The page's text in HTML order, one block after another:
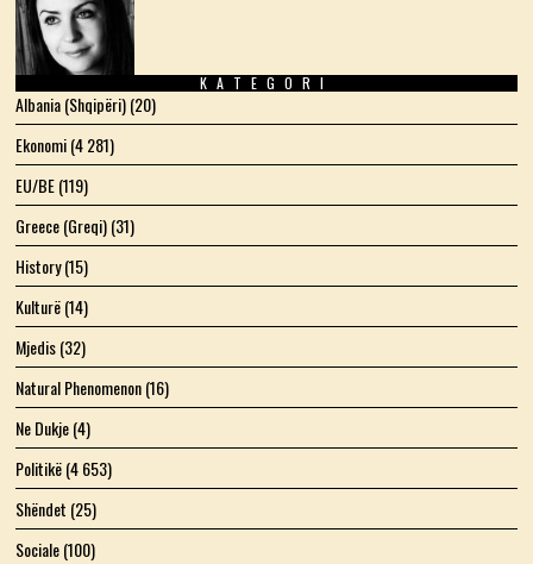
KATEGORI
Albania (Shqipëri)(20)
Ekonomi(4 281)
EU/BE(119)
Greece (Greqi)(31)
History(15)
Kulturë(14)
Mjedis(32)
Natural Phenomenon(16)
Ne Dukje(4)
Politikë(4 653)
Shëndet (25)
Sociale(100)